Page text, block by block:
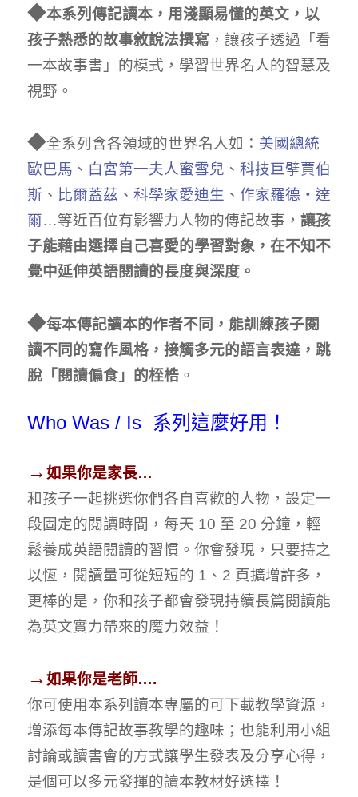
◆本系列傳記讀本，用淺顯易懂的英文，以
孩子熟悉的故事敘說法撰寫 ，讓孩子透過「看
一本故事書」的模式，學習世界名人的智慧及
視野。
◆全系列含各領域的世界名人如： 美國總統
歐巴馬 、 白宮第一夫人蜜雪兒 、 科技巨擘賈伯
斯 、 比爾蓋茲 、 科學家愛迪生 、 作家羅德‧達
爾…等近百位有影響力人物的傳記故事， 讓孩
子能藉由選擇自己喜愛的學習對象，在不知不
覺中延伸英語閱讀的長度與深度。
◆每本傳記讀本的作者不同，能訓練孩子閱
讀不同的寫作風格，接觸多元的語言表達，跳
脫「閱讀偏食」的桎梏。
Who Was / Is 系列這麼好用！
→ 如果你是家長…
和孩子一起挑選你們各自喜歡的人物，設定一
段固定的閱讀時間，每天 10 至 20 分鐘，輕
鬆養成英語閱讀的習慣。你會發現，只要持之
以恆，閱讀量可從短短的 1、2 頁擴增許多，
更棒的是，你和孩子都會發現持續長篇閱讀能
為英文實力帶來的魔力效益！
→ 如果你是老師….
你可使用本系列讀本專屬的可下載教學資源，
增添每本傳記故事教學的趣味；也能利用小組
討論或讀書會的方式讓學生發表及分享心得，
是個可以多元發揮的讀本教材好選擇！